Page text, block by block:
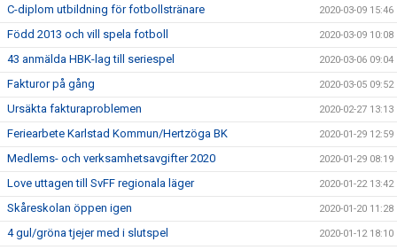
C-diplom utbildning för fotbollstränare 2020-03-09 15:46
Född 2013 och vill spela fotboll 2020-03-09 10:08
43 anmälda HBK-lag till seriespel 2020-03-06 09:04
Fakturor på gång 2020-03-05 09:52
Ursäkta fakturaproblemen 2020-02-27 13:13
Feriearbete Karlstad Kommun/Hertzöga BK 2020-01-29 12:59
Medlems- och verksamhetsavgifter 2020 2020-01-29 08:19
Love uttagen till SvFF regionala läger 2020-01-22 13:42
Skåreskolan öppen igen 2020-01-20 11:28
4 gul/gröna tjejer med i slutspel 2020-01-12 18:10